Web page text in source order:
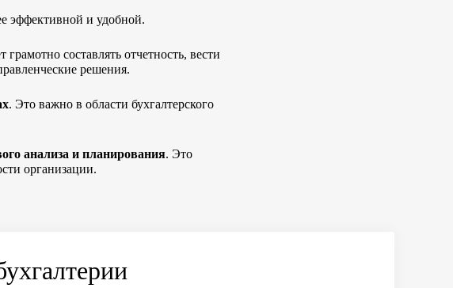
эффективной и удобной.
составлять отчетность, вести
решения.
. Это важно в области бухгалтерского
анализа и планирования. Это
организации.